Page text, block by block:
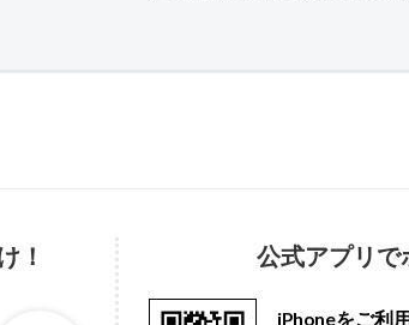
！ 公式アプリで
iPhoneをご利